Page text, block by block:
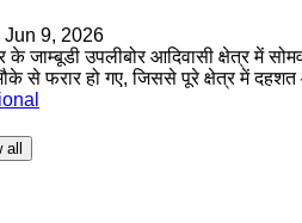
Jun 9, 2026
के जाम्बूडी उपलीबोर आदिवासी क्षेत्र में
से फरार हो गए, जिससे पूरे क्षेत्र में
all